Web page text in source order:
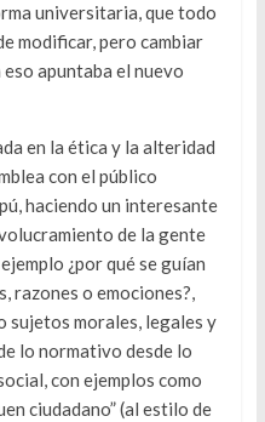
universitaria, que todo
modificar, pero cambiar
apuntaba el nuevo
en la ética y la alteridad
con el público
haciendo un interesante
de la gente
¿por qué se guían
razones o emociones?,
sujetos morales, legales y
lo normativo desde lo
con ejemplos como
ciudadano” (al estilo de